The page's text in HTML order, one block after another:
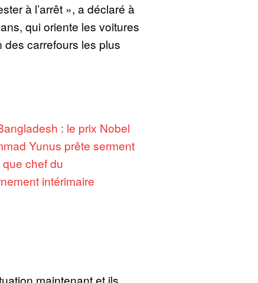
à l’arrêt », a déclaré à
qui oriente les voitures
des carrefours les plus
: le prix Nobel
Yunus prête serment
chef du
intérimaire